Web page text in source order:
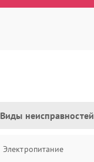
Виды неисправностей
Электропитание